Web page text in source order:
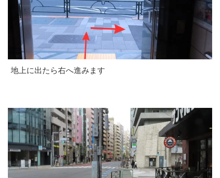
地上に出たら右へ進みます